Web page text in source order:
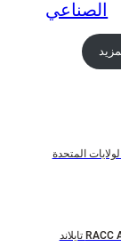
المتحدة
شركة مصنعة لمبردات الهواء تدعوكم لحضور معرض RACC ASEAN تايلاند